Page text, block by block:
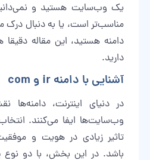
یک وب‌سایت هستید و
مناسب‌تر است، یا به دنبال درک
دامنه هستید، این مقاله
دارید.
آشنایی با دامنه ir و com
در دنیای اینترنت،
وب‌سایت‌ها ایفا می‌کنند.
تاثیر زیادی در هویت و